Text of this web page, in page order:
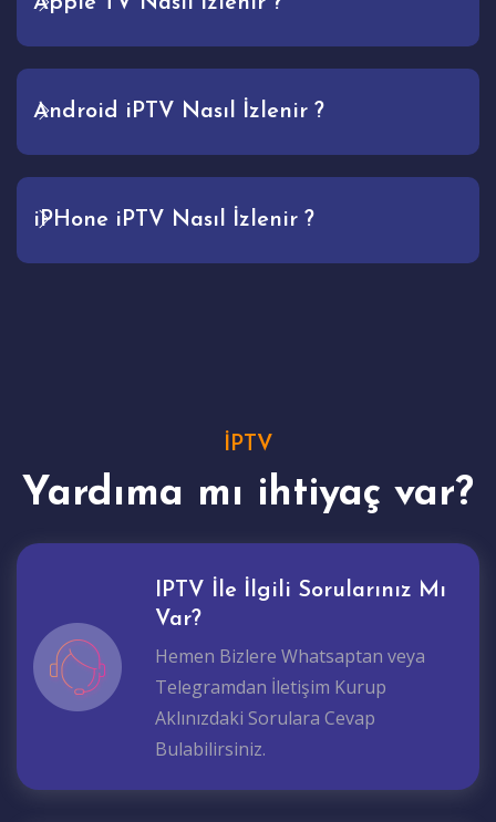
Android iPTV Nasıl İzlenir ?
iPHone iPTV Nasıl İzlenir ?
İPTV
Yardıma mı ihtiyaç var?
IPTV İle İlgili Sorularınız Mı
Var?
Hemen Bizlere Whatsaptan veya
Telegramdan İletişim Kurup
Aklınızdaki Sorulara Cevap
Bulabilirsiniz.